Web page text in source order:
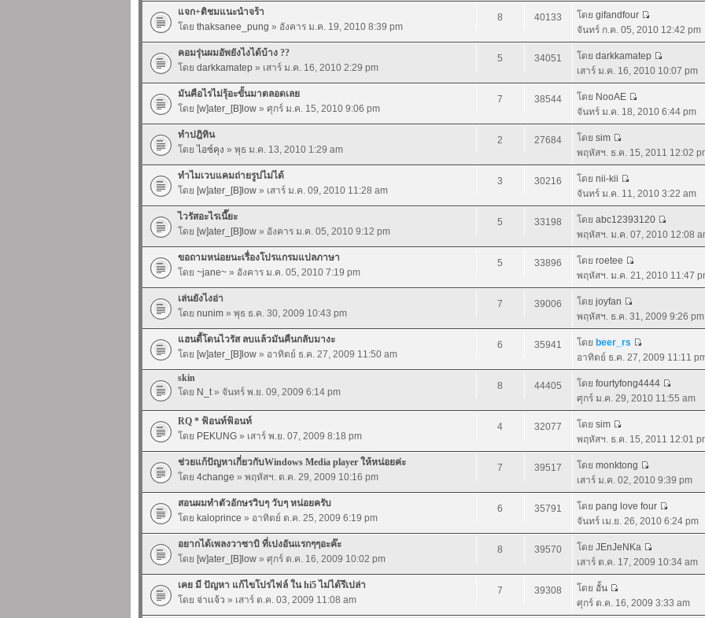
แจก+ติชมแนะนำจร้า
โดย thaksanee_pung » อังคาร ม.ค. 19, 2010 8:39 pm
8 40133 โดย gifandfour
จันทร์ ก.ค. 05, 2010 12:42 pm
คอมรุ่นผมอัพยังไงได้บ้าง ??
โดย darkkamatep » เสาร์ ม.ค. 16, 2010 2:29 pm
5 34051 โดย darkkamatep
เสาร์ ม.ค. 16, 2010 10:07 pm
มันคือไรไม่รุ้อะขั้นมาตลอดเลย
โดย [w]ater_[B]low » ศุกร์ ม.ค. 15, 2010 9:06 pm
7 38544 โดย NooAE
จันทร์ ม.ค. 18, 2010 6:44 pm
ทำปฎิทิน
โดย ไอซ์คุง » พุธ ม.ค. 13, 2010 1:29 am
2 27684 โดย sim
พฤหัสฯ. ธ.ค. 15, 2011 12:02
ทำไมเวบแคมถ่ายรูปไม่ได้
โดย [w]ater_[B]low » เสาร์ ม.ค. 09, 2010 11:28 am
3 30216 โดย nii-kii
จันทร์ ม.ค. 11, 2010 3:22 am
ไวรัสอะไรเนี๊ยะ
โดย [w]ater_[B]low » อังคาร ม.ค. 05, 2010 9:12 pm
5 33198 โดย abc12393120
พฤหัสฯ. ม.ค. 07, 2010 12:08
ขอถามหน่อยนะเรื่องโปรแกรมแปลภาษา
โดย ~jane~ » อังคาร ม.ค. 05, 2010 7:19 pm
5 33896 โดย roetee
พฤหัสฯ. ม.ค. 21, 2010 11:47
เล่นยังไงอ่า
โดย nunim » พุธ ธ.ค. 30, 2009 10:43 pm
7 39006 โดย joyfan
พฤหัสฯ. ธ.ค. 31, 2009 9:26 pm
แฮนดี้โดนไวรัส ลบแล้วมันคืนกลับมางะ
โดย [w]ater_[B]low » อาทิตย์ ธ.ค. 27, 2009 11:50 am
6 35941 โดย beer_rs
อาทิตย์ ธ.ค. 27, 2009 11:11
skin
โดย N_t» จันทร์ พ.ย. 09, 2009 6:14 pm
8 44405 โดย fourtyfong4444
ศุกร์ ม.ค. 29, 2010 11:55 am
RQ * ฟ้อนท์ฟ้อนท์
โดย PEKUNG » เสาร์ พ.ย. 07, 2009 8:18 pm
4 32077 โดย sim
พฤหัสฯ. ธ.ค. 15, 2011 12:01
ช่วยแก้ปัญหาเกี่ยวกับWindows Media player ให้หน่อยค่ะ
โดย 4change » พฤหัสฯ. ต.ค. 29, 2009 10:16 pm
7 39517 โดย monktong
เสาร์ ม.ค. 02, 2010 9:39 pm
สอนผมทำตัวอักษรวิบๆ วับๆ หน่อยครับ
โดย kaloprince » อาทิตย์ ต.ค. 25, 2009 6:19 pm
6 35791 โดย pang love four
จันทร์ เม.ย. 26, 2010 6:24 pm
อยากได้เพลงวาซาบิ ที่เปงอันแรกๆๆอะค๊ะ
โดย [w]ater_[B]low » ศุกร์ ต.ค. 16, 2009 10:02 pm
8 39570 โดย JEnJeNKa
เสาร์ ต.ค. 17, 2009 10:34 am
เคย มี ปัญหา แก้ไขโปรไฟล์ ใน hi5 ไม่ได้รึเปล่า
โดย จ่าเเจ้ว » เสาร์ ต.ค. 03, 2009 11:08 am
7 39308 โดย อั้น
ศุกร์ ต.ค. 16, 2009 3:33 am